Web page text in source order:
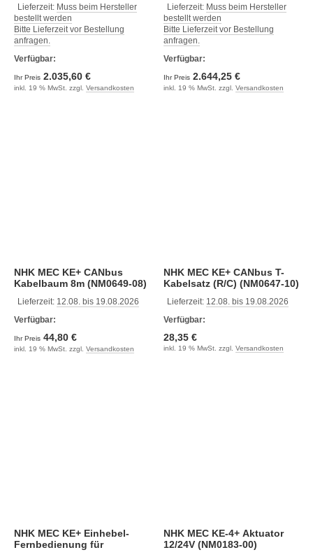
Lieferzeit: Muss beim Hersteller
bestellt werden
Bitte Lieferzeit vor Bestellung
anfragen.
Verfügbar:
Ihr Preis 2.035,60 €
inkl. 19 % MwSt. zzgl. Versandkosten
Lieferzeit: Muss beim Hersteller
bestellt werden
Bitte Lieferzeit vor Bestellung
anfragen.
Verfügbar:
Ihr Preis 2.644,25 €
inkl. 19 % MwSt. zzgl. Versandkosten
NHK MEC KE+ CANbus
Kabelbaum 8m (NM0649-08)
Lieferzeit: 12.08. bis 19.08.2026
Verfügbar:
Ihr Preis 44,80 €
inkl. 19 % MwSt. zzgl. Versandkosten
NHK MEC KE+ CANbus T-
Kabelsatz (R/C) (NM0647-10)
Lieferzeit: 12.08. bis 19.08.2026
Verfügbar:
28,35 €
inkl. 19 % MwSt. zzgl. Versandkosten
NHK MEC KE+ Einhebel-
Fernbedienung für
NHK MEC KE-4+ Aktuator
12/24V (NM0183-00)